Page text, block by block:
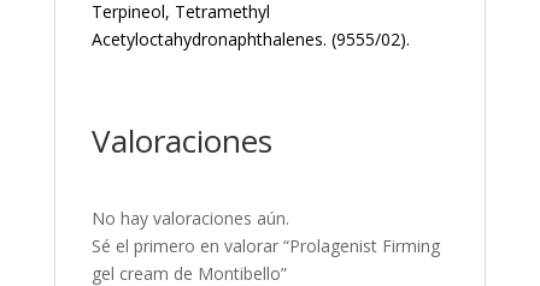
Terpineol, Tetramethyl
Acetyloctahydronaphthalenes. (9555/02).
Valoraciones
No hay valoraciones aún.
Sé el primero en valorar “Prolagenist Firming
gel cream de Montibello”